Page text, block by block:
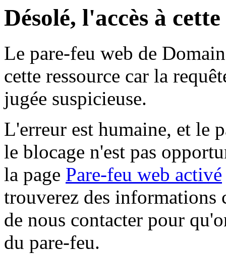
Désolé, l'accès à
Le pare-feu web de
cette ressource car la
jugée suspicieuse.
L'erreur est humaine, et le
le blocage n'est pas
la page Pare-feu web activé
trouverez des informations
de nous contacter pour
du pare-feu.